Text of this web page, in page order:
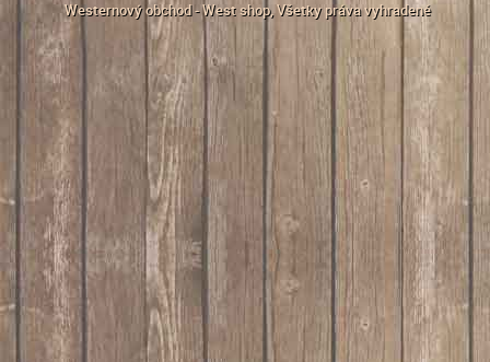
Westernový obchod - West shop, Všetky práva vyhradené